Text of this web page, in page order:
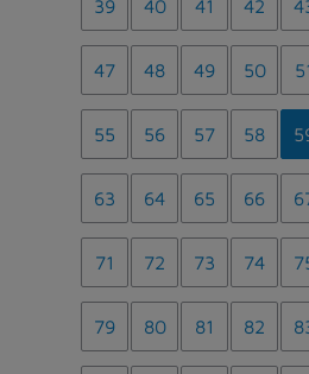
39 40 41 42
47 48 49 50
55 56 57 58
63 64 65 66
71 72 73 74
79 80 81 82